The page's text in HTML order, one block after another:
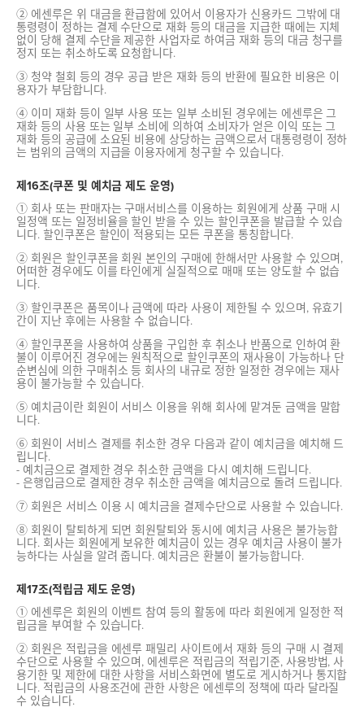
② 에센루은 위 대금을 환급함에 있어서 이용자가 신용카드 그밖에 대
통령령이 정하는 결제 수단으로 재화 등의 대금을 지급한 때에는 지체
없이 당해 결제 수단을 제공한 사업자로 하여금 재화 등의 대금 청구를
정지 또는 취소하도록 요청합니다.
③ 청약 철회 등의 경우 공급 받은 재화 등의 반환에 필요한 비용은 이
용자가 부담합니다.
④ 이미 재화 등이 일부 사용 또는 일부 소비된 경우에는 에센루은 그
재화 등의 사용 또는 일부 소비에 의하여 소비자가 얻은 이익 또는 그
재화 등의 공급에 소요된 비용에 상당하는 금액으로서 대통령령이 정하
는 범위의 금액의 지급을 이용자에게 청구할 수 있습니다.
제16조(쿠폰 및 예치금 제도 운영)
① 회사 또는 판매자는 구매서비스를 이용하는 회원에게 상품 구매 시
일정액 또는 일정비율을 할인 받을 수 있는 할인쿠폰을 발급할 수 있습
니다. 할인쿠폰은 할인이 적용되는 모든 쿠폰을 통칭합니다.
② 회원은 할인쿠폰을 회원 본인의 구매에 한해서만 사용할 수 있으며,
어떠한 경우에도 이를 타인에게 실질적으로 매매 또는 양도할 수 없습
니다.
③ 할인쿠폰은 품목이나 금액에 따라 사용이 제한될 수 있으며, 유효기
간이 지난 후에는 사용할 수 없습니다.
④ 할인쿠폰을 사용하여 상품을 구입한 후 취소나 반품으로 인하여 환
불이 이루어진 경우에는 원칙적으로 할인쿠폰의 재사용이 가능하나 단
순변심에 의한 구매취소 등 회사의 내규로 정한 일정한 경우에는 재사
용이 불가능할 수 있습니다.
⑤ 예치금이란 회원이 서비스 이용을 위해 회사에 맡겨둔 금액을 말합
니다.
⑥ 회원이 서비스 결제를 취소한 경우 다음과 같이 예치금을 예치해 드
립니다.
- 예치금으로 결제한 경우 취소한 금액을 다시 예치해 드립니다.
- 은행입금으로 결제한 경우 취소한 금액을 예치금으로 돌려 드립니다.
⑦ 회원은 서비스 이용 시 예치금을 결제수단으로 사용할 수 있습니다.
⑧ 회원이 탈퇴하게 되면 회원탈퇴와 동시에 예치금 사용은 불가능합
니다. 회사는 회원에게 보유한 예치금이 있는 경우 예치금 사용이 불가
능하다는 사실을 알려 줍니다. 예치금은 환불이 불가능합니다.
제17조(적립금 제도 운영)
① 에센루은 회원의 이벤트 참여 등의 활동에 따라 회원에게 일정한 적
립금을 부여할 수 있습니다.
② 회원은 적립금을 에센루 패밀리 사이트에서 재화 등의 구매 시 결제
수단으로 사용할 수 있으며, 에센루은 적립금의 적립기준, 사용방법, 사
용기한 및 제한에 대한 사항을 서비스화면에 별도로 게시하거나 통지합
니다. 적립금의 사용조건에 관한 사항은 에센루의 정책에 따라 달라질
수 있습니다.